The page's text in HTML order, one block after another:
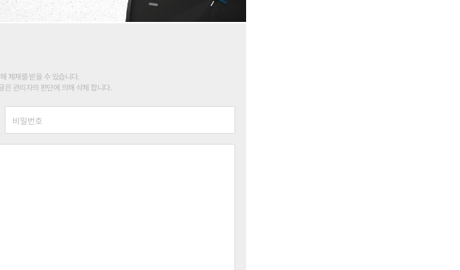
제재를 받을 수 있습니다.
은 관리자의 판단에 의해 삭제 합니다.